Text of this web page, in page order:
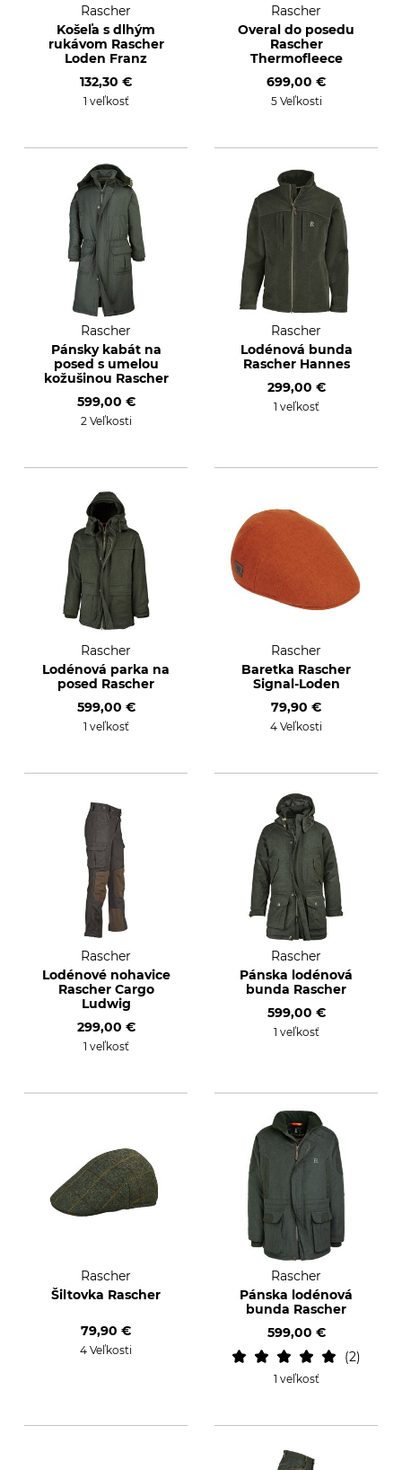
Rascher
Košeľa s dlhým
rukávom Rascher
Loden Franz
132,30 €
1 veľkosť
Rascher
Overal do posedu
Rascher
Thermofleece
699,00 €
5 Veľkosti
Rascher
Pánsky kabát na
posed s umelou
kožušinou Rascher
599,00 €
2 Veľkosti
Rascher
Lodénová bunda
Rascher Hannes
299,00 €
1 veľkosť
Rascher
Lodénová parka na
posed Rascher
599,00 €
1 veľkosť
Rascher
Baretka Rascher
Signal-Loden
79,90 €
4 Veľkosti
Rascher
Lodénové nohavice
Rascher Cargo
Ludwig
299,00 €
1 veľkosť
Rascher
Pánska lodénová
bunda Rascher
599,00 €
1 veľkosť
Rascher
Šiltovka Rascher
79,90 €
4 Veľkosti
Rascher
Pánska lodénová
bunda Rascher
599,00 €
2
1 veľkosť